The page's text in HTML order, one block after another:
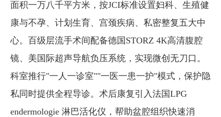
面积一万八千平方米，按JCI标准设置妇科、生殖健
康与不孕、计划生育、宫颈疾病、私密整复五大中
心。百级层流手术间配备德国STORZ 4K高清腹腔
镜、美国际超声导航负压系统，实现微创无刀口。
科室推行"一人一诊室""一医一患一护"模式，保护隐
私同时提供全程导诊。术后康复引入法国LPG
endermologie 淋巴活化仪，帮助盆腔组织快速消